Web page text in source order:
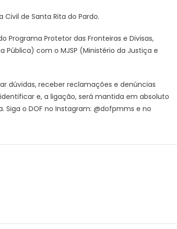
de Santa Rita do Pardo.
Programa Protetor das Fronteiras e Divisas,
Pública) com o MJSP (Ministério da Justiça e
dúvidas, receber reclamações e denúncias
e, a ligação, será mantida em absoluto
Siga o DOF no Instagram: @dofpmms e no